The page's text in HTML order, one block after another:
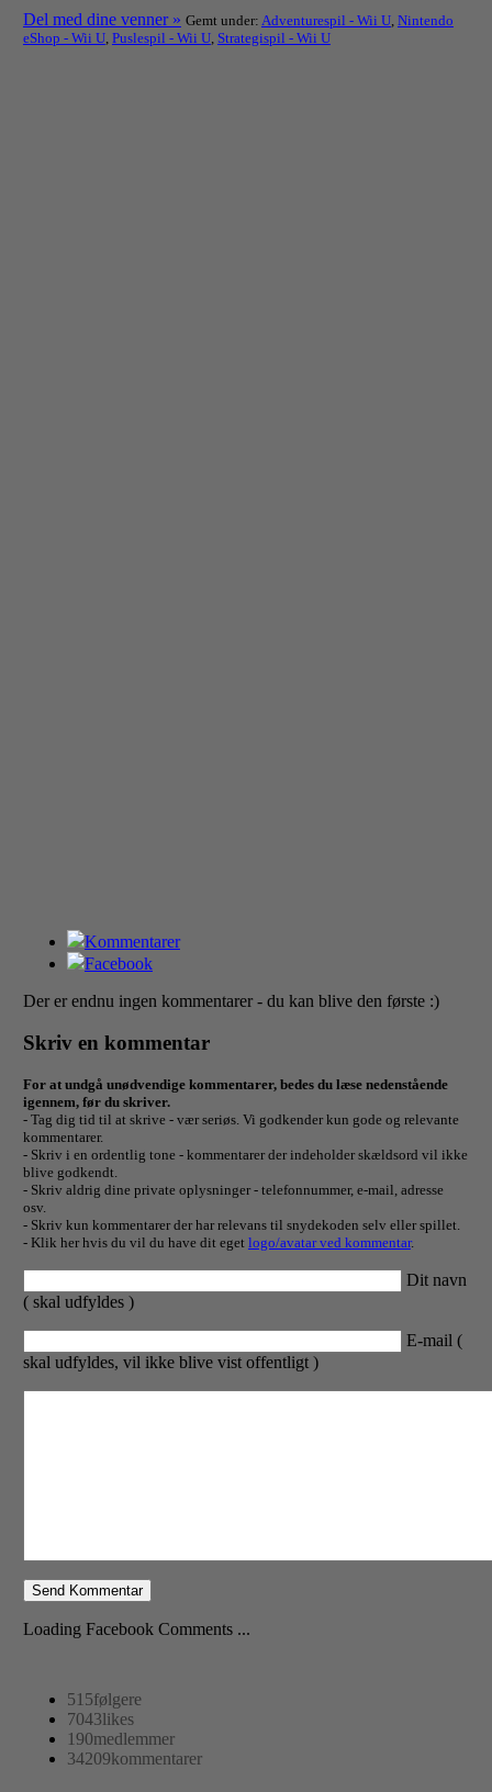
Del med dine venner » Gemt under: Adventurespil - Wii U, Nintendo
eShop - Wii U, Puslespil - Wii U, Strategispil - Wii U
Kommentarer
Facebook
Der er endnu ingen kommentarer - du kan blive den første :)
Skriv en kommentar
For at undgå unødvendige kommentarer, bedes du læse nedenstående
igennem, før du skriver.
- Tag dig tid til at skrive - vær seriøs. Vi godkender kun gode og relevante
kommentarer.
- Skriv i en ordentlig tone - kommentarer der indeholder skældsord vil ikke
blive godkendt.
- Skriv aldrig dine private oplysninger - telefonnummer, e-mail, adresse
osv.
- Skriv kun kommentarer der har relevans til snydekoden selv eller spillet.
- Klik her hvis du vil du have dit eget logo/avatar ved kommentar.
Dit navn
( skal udfyldes )
E-mail (
skal udfyldes, vil ikke blive vist offentligt )
Loading Facebook Comments ...
515følgere
7043likes
190medlemmer
34209kommentarer